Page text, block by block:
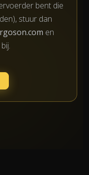
bent die
stuur dan
en